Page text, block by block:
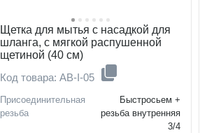
Щетка для мытья с насадкой для
шланга, с мягкой распушенной
щетиной (40 см)
Код товара: AB-I-05
Присоединительная
резьба
Быстросьем +
резьба внутренняя
3/4